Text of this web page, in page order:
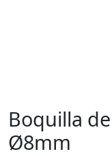
Boquilla
Ø8mm